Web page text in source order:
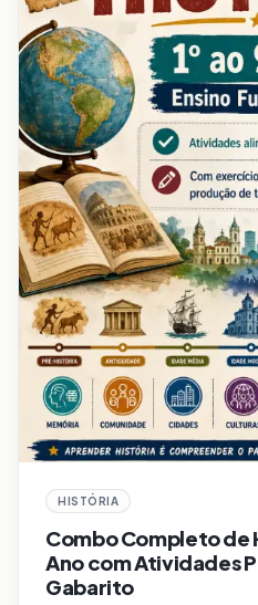
HISTÓRIA
Combo Completo de
Ano com Atividades
Gabarito